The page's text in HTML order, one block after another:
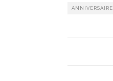
ANNIVERSAIRE